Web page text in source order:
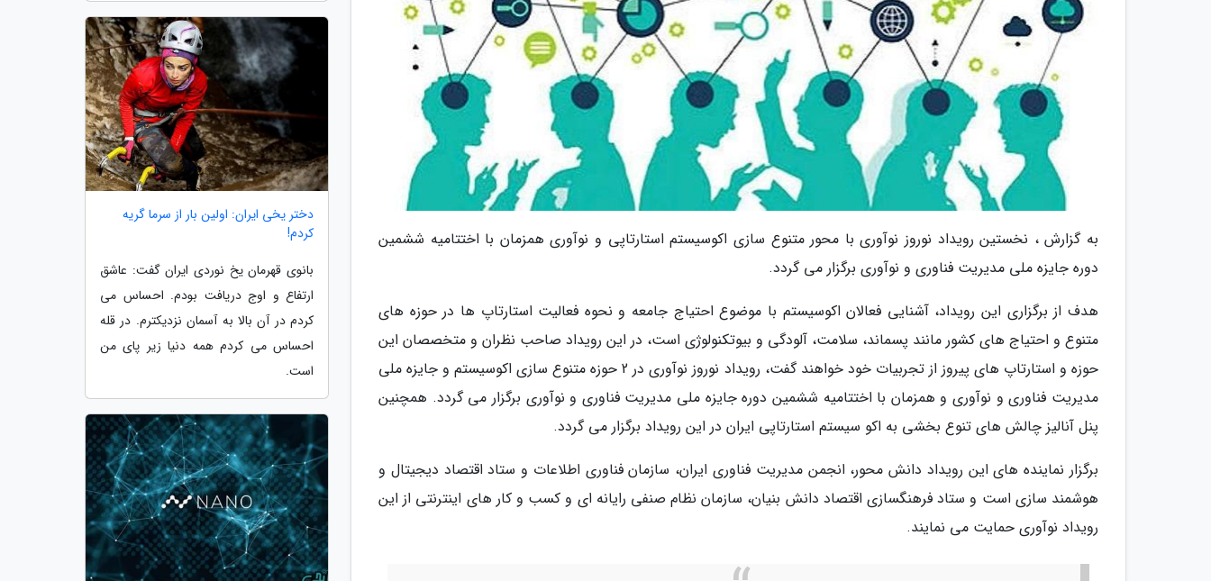
به گزارش ، نخستین رویداد نوروز نوآوری با محور متنوع سازی اکوسیستم استارتاپی و نوآوری همزمان با اختتامیه ششمین
دوره جایزه ملی مدیریت فناوری و نوآوری برگزار می گردد.
هدف از برگزاری این رویداد، آشنایی فعالان اکوسیستم با موضوع احتیاج جامعه و نحوه فعالیت استارتاپ ها در حوزه های
متنوع و احتیاج های کشور مانند پسماند، سلامت، آلودگی و بیوتکنولوژی است، در این رویداد صاحب نظران و متخصصان این
حوزه و استارتاپ های پیروز از تجربیات خود خواهند گفت، رویداد نوروز نوآوری در 2 حوزه متنوع سازی اکوسیستم و جایزه ملی
مدیریت فناوری و نوآوری و همزمان با اختتامیه ششمین دوره جایزه ملی مدیریت فناوری و نوآوری برگزار می گردد. همچنین
پنل آنالیز چالش های تنوع بخشی به اکو سیستم استارتاپی ایران در این رویداد برگزار می گردد.
برگزار نماینده های این رویداد دانش محور، انجمن مدیریت فناوری ایران، سازمان فناوری اطلاعات و ستاد اقتصاد دیجیتال و
هوشمند سازی است و ستاد فرهنگسازی اقتصاد دانش بنیان، سازمان نظام صنفی رایانه ای و کسب و کار های اینترنتی از این
رویداد نوآوری حمایت می نمایند.
دختر یخی ایران: اولین بار از سرما گریه
کردم!
بانوی قهرمان یخ نوردی ایران گفت: عاشق
ارتفاع و اوج دریافت بودم. احساس می
کردم در آن بالا به آسمان نزدیکترم. در قله
احساس می کردم همه دنیا زیر پای من
است.